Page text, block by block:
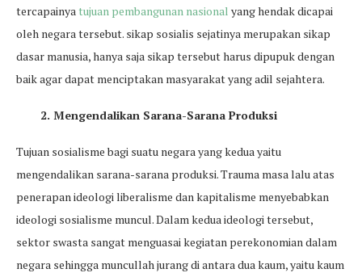
tercapainyatujuan pembangunan nasional yang hendak dicapai
oleh negara tersebut. sikap sosialis sejatinya merupakan sikap
dasar manusia, hanya saja sikap tersebut harus dipupuk dengan
baik agar dapat menciptakan masyarakat yang adil sejahtera.
2. Mengendalikan Sarana-Sarana Produksi
Tujuan sosialisme bagi suatu negara yang kedua yaitu
mengendalikan sarana-sarana produksi. Trauma masa lalu atas
penerapan ideologi liberalisme dan kapitalisme menyebabkan
ideologi sosialisme muncul. Dalam kedua ideologi tersebut,
sektor swasta sangat menguasai kegiatan perekonomian dalam
negara sehingga muncullah jurang di antara dua kaum, yaitu kaum